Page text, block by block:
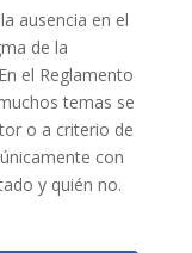
ausencia en el
de la
el Reglamento
temas se
o a criterio de
con
y quién no.